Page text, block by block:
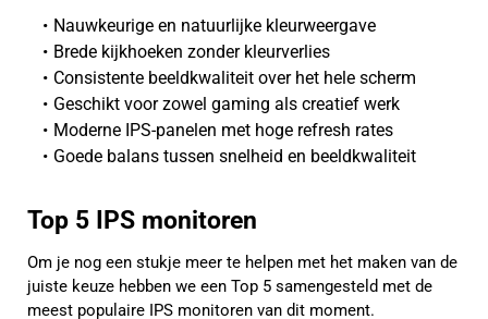
Nauwkeurige en natuurlijke kleurweergave
Brede kijkhoeken zonder kleurverlies
Consistente beeldkwaliteit over het hele scherm
Geschikt voor zowel gaming als creatief werk
Moderne IPS-panelen met hoge refresh rates
Goede balans tussen snelheid en beeldkwaliteit
Top 5 IPS monitoren
Om je nog een stukje meer te helpen met het maken van de
juiste keuze hebben we een Top 5 samengesteld met de
meest populaire IPS monitoren van dit moment.